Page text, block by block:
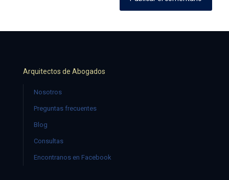
Arquitectos de Abogados
Nosotros
Preguntas frecuentes
Blog
Consultas
Encontranos en Facebook